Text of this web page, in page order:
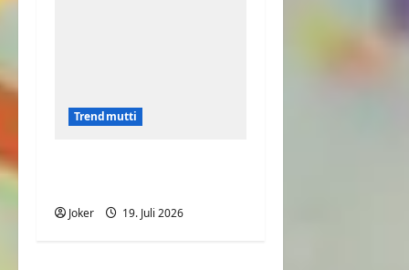
Trendmutti
Joker 19. Juli 2026